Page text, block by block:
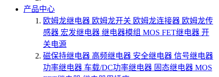
产品中心
欧姆龙继电器 欧姆龙开关 欧姆龙连接器 欧姆龙传
感器 宏发继电器 继电器模组 MOS FET继电器 开
关电源
磁保持继电器 高频继电器 安全继电器 信号继电器
功率继电器 车载/DC功率继电器 固态继电器 MOS